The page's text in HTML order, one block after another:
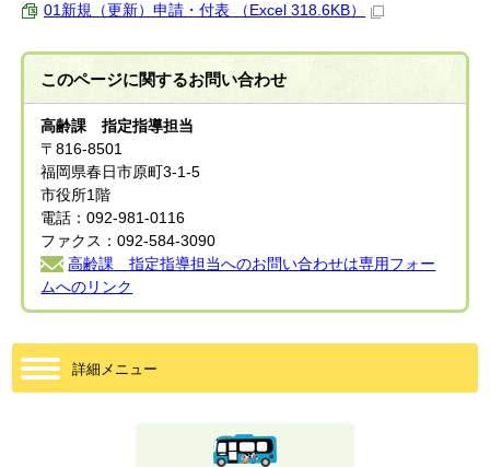
01新規（更新）申請・付表 （Excel 318.6KB）
このページに関するお問い合わせ
高齢課 指定指導担当
〒816-8501
福岡県春日市原町3-1-5
市役所1階
電話：092-981-0116
ファクス：092-584-3090
高齢課 指定指導担当へのお問い合わせは専用フォー
ムへのリンク
詳細メニュー